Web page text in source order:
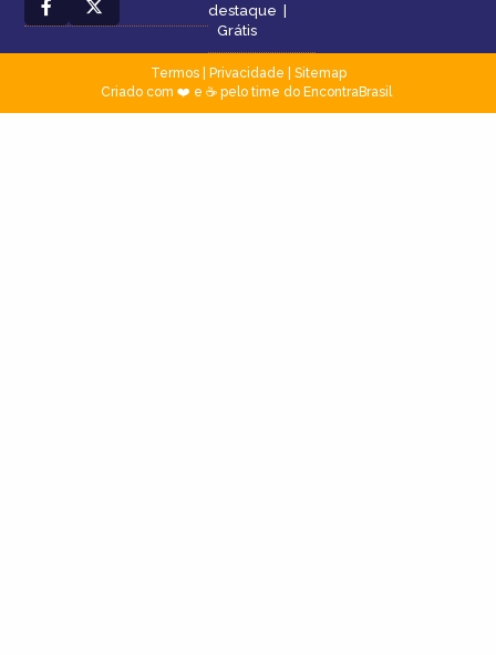
destaque
Grátis
Termos| Privacidade
Sitemap
Criado com ❤️ e ☕ pelo time do EncontraBrasil